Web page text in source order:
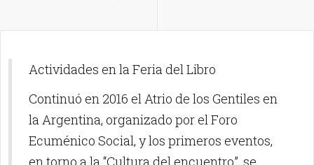
Actividades en la Feria del Libro
Continuó en 2016 el Atrio de los Gentiles en
la Argentina, organizado por el Foro
Ecuménico Social, y los primeros eventos,
en torno a la “Cultura del encuentro”, se